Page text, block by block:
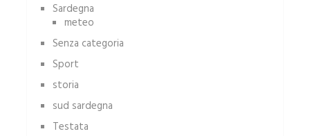
Sardegna
meteo
Senza categoria
Sport
storia
sud sardegna
Testata